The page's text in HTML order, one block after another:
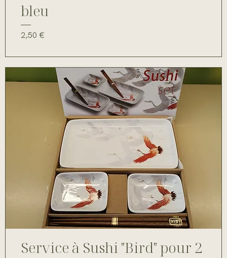
bleu
Prix
2,50 €
Service à Sushi "Bird" pour 2